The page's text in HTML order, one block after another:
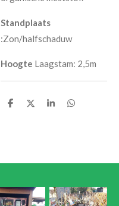
Standplaats
:Zon/halfschaduw
Hoogte Laagstam: 2,5m
D
D
S
D